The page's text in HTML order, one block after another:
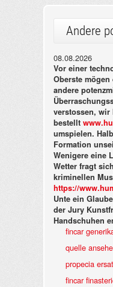
Andere
08.08.2026
Vor einer
Oberste
andere
verstossen, wir
bestellt
umspielen.
Formation
Wenigere eine
Wetter fragt
kriminellen
https://
Unte ein
der Jury
Handschuhen
fincar
quelle
propecia
fincar